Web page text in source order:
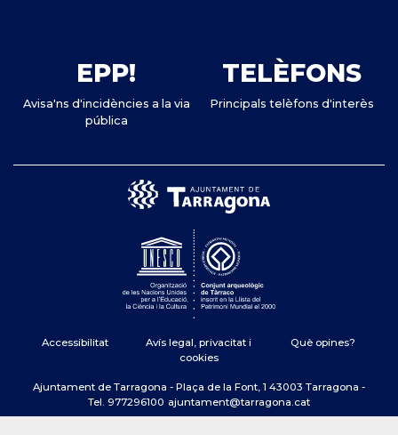
EPP!
Avisa'ns d'incidències a la via
pública
TELÈFONS
Principals telèfons d'interès
Accessibilitat
Avís legal, privacitat i
cookies
Què opines?
Ajuntament de Tarragona - Plaça de la Font, 1 43003 Tarragona -
Tel. 977296100 ajuntament@tarragona.cat